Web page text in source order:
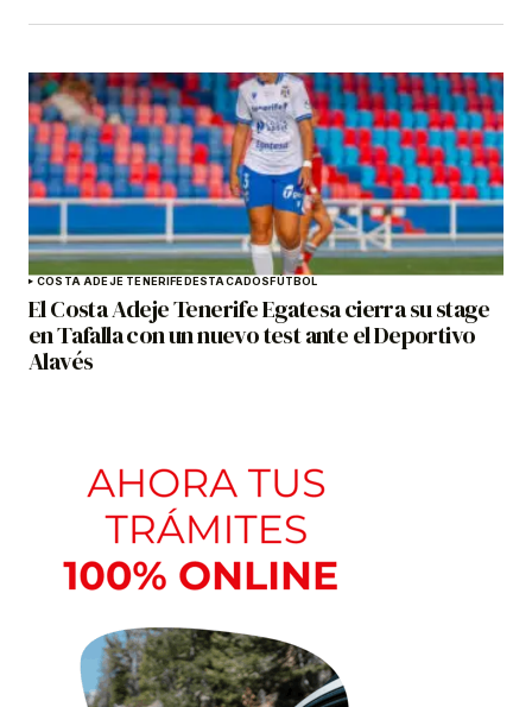
COSTA ADEJE TENERIFEDESTACADOSFÚTBOL
El Costa Adeje Tenerife Egatesa cierra su stage
en Tafalla con un nuevo test ante el Deportivo
Alavés